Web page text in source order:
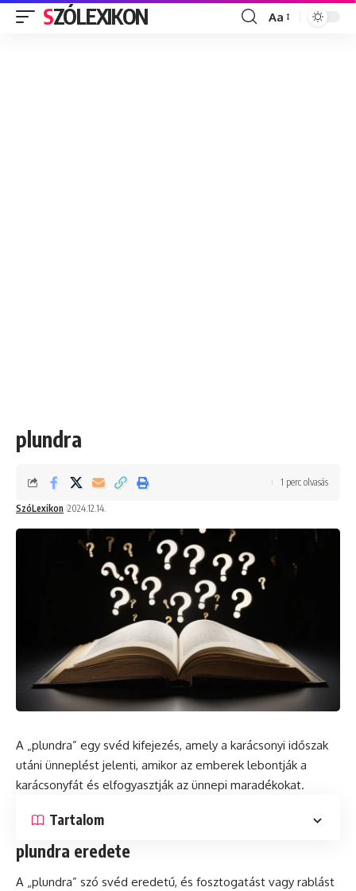
SZÓLEXIKON
Font
Aa
plundra
SzóLexikon 2024.12.14.
1 perc olvasás
A „plundra” egy svéd kifejezés, amely a karácsonyi időszak
utáni ünneplést jelenti, amikor az emberek lebontják a
karácsonyfát és elfogyasztják az ünnepi maradékokat.
Tartalom
plundra eredete
A „plundra” szó svéd eredetű, és fosztogatást vagy rablást